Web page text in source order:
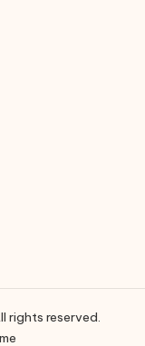
rights reserved.